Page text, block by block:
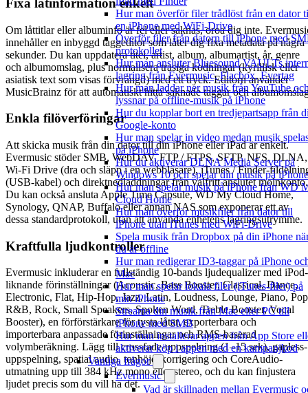
Hur man överför filer trådlöst från en dator
en iPhone med WiFi-Drive
Överför filer från datorn till iPhone med
protokollet
Hur man ansluter Bluesound VAULTs
lagring från Evermusic, Flacbox, Evertag
Hur man laddar ner musik från YouTube
lyssnar på offline-musik på iPhone
Hur du kopplar bort en tredjepartsapp från
Google-konto
Hur man spelar in video medan musik
på iPhone
Hur du aktiverar DLNA Media Server på
Windows 10 och spelar din musik på iPhone
Hur man spelar musik på iPhone från WD
Cloud Home
Hur man överför musikfiler från dator till
iPhone utan iTunes med WiFi-Drive
Spela musik från Dropbox på din iPhone
du är offline
Hur man redigerar ID3-taggar på iPhone
Mac
Hur man spelar lokala filer (iTunes-filer) på
min iPhone
Streama din musik från Mac eller PC till
iPhone med SMB
Hur man installerar appen från App Store
aktiverar köp i appen med en kampanjkod
Vanliga frågor
Evermusic
Vad är skillnaden mellan Evermusic
Fixa låtinformation enkelt
Om låttitlar eller albuminfo är fel eller saknas, oroa dig inte.
innehåller en inbyggd taggeditor som låter dig fixa metadata på några
sekunder. Du kan uppdatera titel, artist, album, albumartist, år, genre
och albumomslag, plus normalisera trasiga kodningar (kyrillisk eller
asiatisk text som visas förvrängd) med ett tryck. Editorn använder
MusicBrainz för att automatiskt hitta saknade taggar och
Enkla filöverföringar
Att skicka musik från din dator till din iPhone eller iPad är enkelt.
Evermusic stöder SMB, WebDAV, FTP / FTPS, SFTP, NFS, DLNA,
Wi-Fi Drive (dra och släpp i en webbläsare), iTunes / Finder-
(USB-kabel) och direktnedladdningar från valfritt anslutet molnkonto.
Du kan också ansluta Apple Time Capsule, WD My Cloud Home,
Synology, QNAP, Buffalo eller annan NAS som exponerar ett av
dessa standardprotokoll, utan att använda enhetens lagringsutrymme.
Kraftfulla ljudkontroller
Evermusic inkluderar en fullständig 10-bands ljudequalizer med iPod-
liknande förinställningar (Acoustic, Bass Booster, Classical, Dance,
Electronic, Flat, Hip-Hop, Jazz, Latin, Loudness, Lounge, Piano,
R&B, Rock, Small Speakers, Spoken Word, Treble Booster, Vocal
Booster), en förförstärkare för tysta låtar, exporterbara och
importerbara anpassade förinställningar och RMS-baserad
volymberäkning. Lägg till crossfade-uppspelning (1–15 sek), gapless-
uppspelning, spatial audio, tonhöjdskorrigering och CoreAudio-
utmatning upp till 384 kHz mono eller stereo, och du kan finjustera
ljudet precis som du vill ha det.